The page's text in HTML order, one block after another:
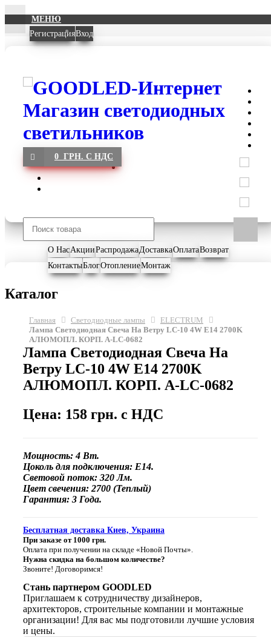
МЕНЮ
РегистрацияВход
0 ГРН. С НДС
О НасАкцииРаспродажаДоставкаОплатаВозврат
КонтактыБлогОтоплениеМонтаж
Каталог
Главная Светодиодные лампы
ELECTRUM
Лампа Светодиодная Свеча На Ветру LC-10 4W E14 2700K
АЛЮМОПЛ. КОРП. A-LC-0682
Лампа Светодиодная Свеча На
Ветру LC-10 4W E14 2700K
АЛЮМОПЛ. КОРП. A-LC-0682
Цена: 158 грн. с НДС
Мощность: 4 Вт.
Цоколь для подключения: E14.
Световой поток: 320 Лм.
Цвет свечения: 2700 (Теплый)
Гарантия: 3 Года.
Бесплатная доставка Киев, Украина
При заказе от 1000 грн.
Оплата при получении на складе «Новой Почты».
Нужна скидка на большом количестве?
Звоните! Договоримся!
Стань партнером GOODLED
Приглашаем к сотрудничеству дизайнеров,
архитекторов, строительные компании и монтажные
организации! Для вас мы подготовили лучшие условия
и цены.